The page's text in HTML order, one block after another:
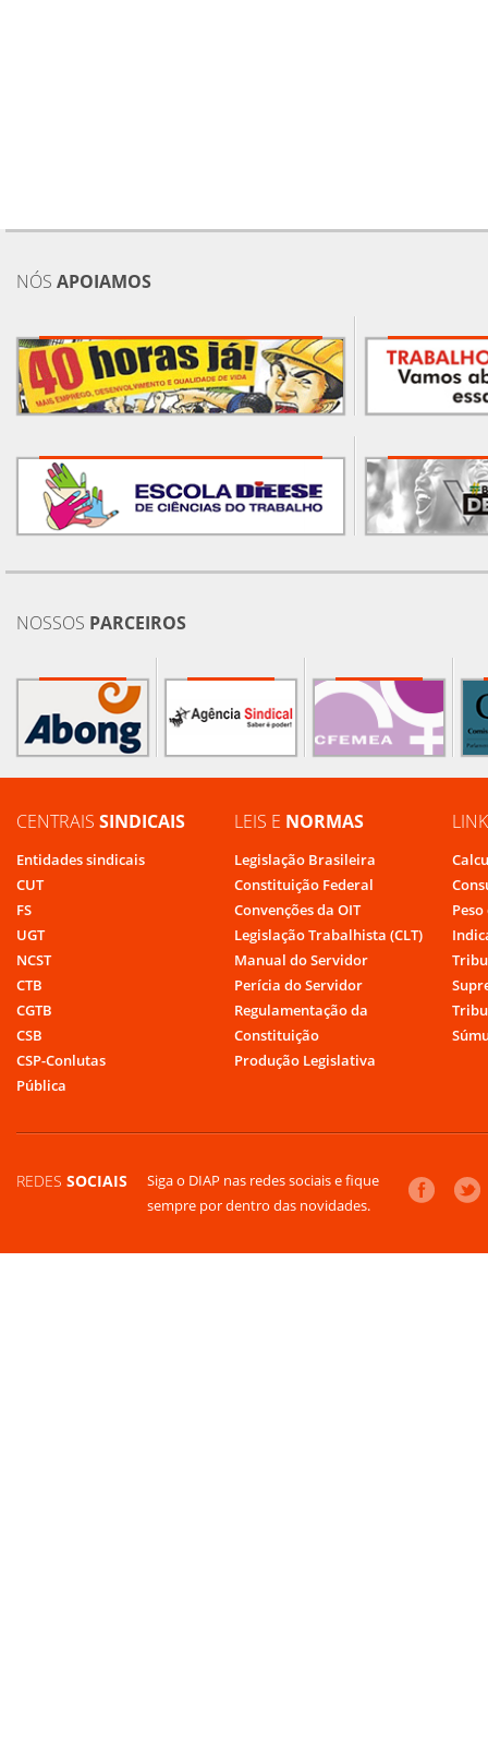
NÓS APOIAMOS
NOSSOS PARCEIROS
CENTRAIS SINDICAIS
Entidades sindicais
CUT
FS
UGT
NCST
CTB
CGTB
CSB
CSP-Conlutas
Pública
LEIS E NORMAS
Legislação Brasileira
Constituição Federal
Convenções da OIT
Legislação Trabalhista (CLT)
Manual do Servidor
Perícia do Servidor
Regulamentação da
Constituição
Produção Legislativa
REDES SOCIAIS
Siga o DIAP nas redes sociais e fique
sempre por dentro das novidades.